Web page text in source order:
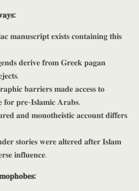
𝐦𝐚𝐧𝐮𝐬𝐜𝐫𝐢𝐩𝐭 𝐞𝐱𝐢𝐬𝐭𝐬 𝐜𝐨𝐧𝐭𝐚𝐢𝐧𝐢𝐧𝐠 𝐭𝐡𝐢𝐬
𝐝𝐞𝐫𝐢𝐯𝐞 𝐟𝐫𝐨𝐦 𝐆𝐫𝐞𝐞𝐤 𝐩𝐚𝐠𝐚𝐧
𝐛𝐚𝐫𝐫𝐢𝐞𝐫𝐬 𝐦𝐚𝐝𝐞 𝐚𝐜𝐜𝐞𝐬𝐬 𝐭𝐨
𝐟𝐨𝐫 𝐩𝐫𝐞-𝐈𝐬𝐥𝐚𝐦𝐢𝐜 𝐀𝐫𝐚𝐛𝐬.
𝐚𝐧𝐝 𝐦𝐨𝐧𝐨𝐭𝐡𝐞𝐢𝐬𝐭𝐢𝐜 𝐚𝐜𝐜𝐨𝐮𝐧𝐭 𝐝𝐢𝐟𝐟𝐞𝐫𝐬
𝐬𝐭𝐨𝐫𝐢𝐞𝐬 𝐰𝐞𝐫𝐞 𝐚𝐥𝐭𝐞𝐫𝐞𝐝 𝐚𝐟𝐭𝐞𝐫 𝐈𝐬𝐥𝐚𝐦
𝐢𝐧𝐟𝐥𝐮𝐞𝐧𝐜𝐞.